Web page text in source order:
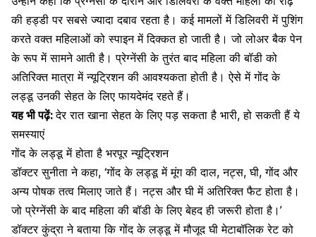
की हड्डी पर सबसे ज्यादा दबाव रहता है। कई मामलों में डिलिवरी में पुशिंग
करते वक्त महिलाओं को स्पाइन में दिक्कत हो जाती है। जो लोअर बैक पेन
के रूप में सामने आती है। प्रेग्नेंसी के तुरंत बाद महिला की बॉडी को
अतिरिक्त मात्रा मेंन्यूट्रिशनकी आवश्यकता होती है। ऐसे में गोंद के
लड्डू उनकी सेहत के लिए फायदेमंद रहते हैं।
यह भी पढ़ें:देर रात खाना सेहत के लिए पड़ सकता है भारी, हो सकती हैं ये
समस्याएं
गोंद के लड्डू में होता है भरपूर न्यूट्रिशन
डॉक्टर सुनीता ने कहा, ‘गोंद के लड्डू मेंमूंग की दाल, नट्स,घी, गोंद और
अन्य पोषक तत्व मिलाए जाते हैं। नट्स और घी में अतिरिक्त फैट होता है।
जो प्रेग्नेंसी के बाद महिला की बॉडी के लिए बेहद ही जरूरी होता है।’
डॉक्टर कुंद्रा ने बताया कि गोंद के लड्डू में मौजूद घीमेटाबॉलिकरेट को